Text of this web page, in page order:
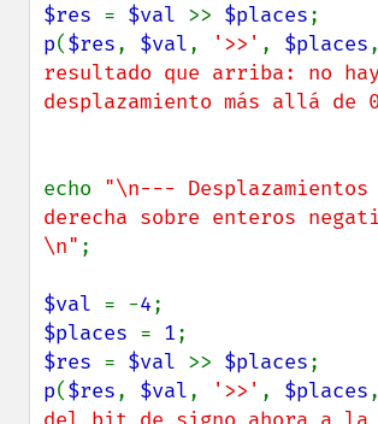
$res = $val >> $places
p($res, $val, '>>' , $places
resultado que arriba: no
desplazamiento más allá de
echo "\n---
derecha sobre enteros
\n" ;
$val = -4
$places = 1
$res = $val >> $places
p($res, $val, '>>' , $places